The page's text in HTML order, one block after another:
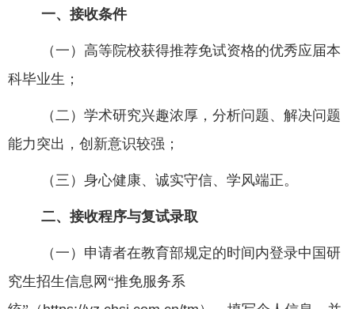
一、接收条件
（一）高等院校获得推荐免试资格的优秀应届本
科毕业生；
（二）学术研究兴趣浓厚，分析问题、解决问题
能力突出，创新意识较强；
（三）身心健康、诚实守信、学风端正。
二、接收程序与复试录取
（一）申请者在教育部规定的时间内登录中国研
究生招生信息网 “推免服务系